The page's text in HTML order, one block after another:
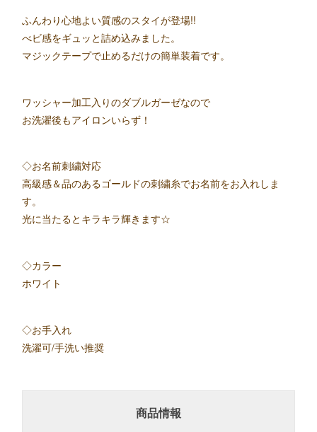
ふんわり心地よい質感のスタイが登場!!
べビ感をギュッと詰め込みました。
マジックテープで止めるだけの簡単装着です。
ワッシャー加工入りのダブルガーゼなので
お洗濯後もアイロンいらず！
◇お名前刺繍対応
高級感＆品のあるゴールドの刺繍糸でお名前をお入れしま
す。
光に当たるとキラキラ輝きます☆
◇カラー
ホワイト
◇お手入れ
洗濯可/手洗い推奨
商品情報